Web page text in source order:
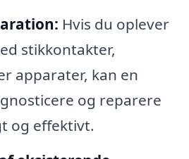
Hvis du oplever
stikkontakter,
apparater, kan en
og reparere
og effektivt.